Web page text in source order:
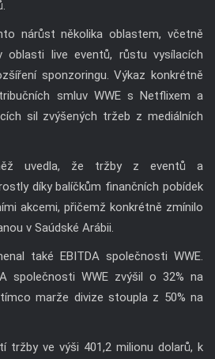
nárůst několika oblastem, včetně
oblasti live eventů, růstu vysílacích
sponzoringu. Výkaz konkrétně
smluv WWE s Netflixem a
sil zvýšených tržeb z mediálních
uvedla, že tržby z eventů a
díky balíčkům finančních pobídek
akcemi, přičemž konkrétně zmínilo
v Saúdské Arábii.
také EBITDA společnosti WWE.
společnosti WWE zvýšil o 32% na
marže divize stoupla z 50% na
tržby ve výši 401,2 milionu dolarů, k